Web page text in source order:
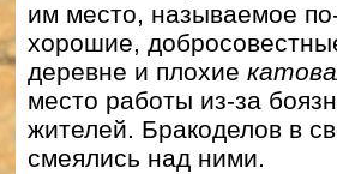
им место, называемое
хорошие,
деревне и плохие
место работы из-за
жителей. Бракоделов в
смеялись над ними.